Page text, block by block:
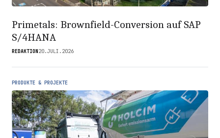
Primetals: Brownfield-Conversion auf SAP
S/4HANA
REDAKTION 20.JULI.2026
PRODUKTE & PROJEKTE